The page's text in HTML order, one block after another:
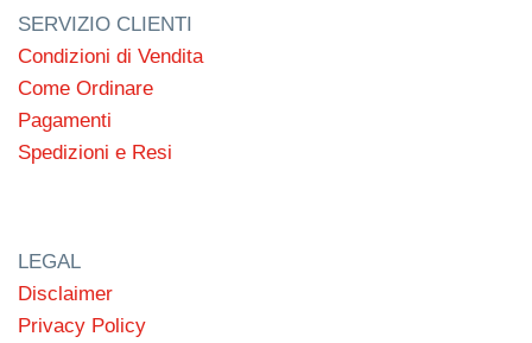
SERVIZIO CLIENTI
Condizioni di Vendita
Come Ordinare
Pagamenti
Spedizioni e Resi
LEGAL
Disclaimer
Privacy Policy